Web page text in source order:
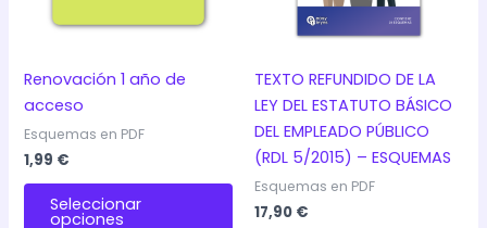
Renovación 1 año de
acceso
Esquemas en PDF
1,99 €
Seleccionar
opciones
Este
producto
TEXTO REFUNDIDO DE LA
LEY DEL ESTATUTO BÁSICO
DEL EMPLEADO PÚBLICO
(RDL 5/2015) – ESQUEMAS
Esquemas en PDF
17,90 €